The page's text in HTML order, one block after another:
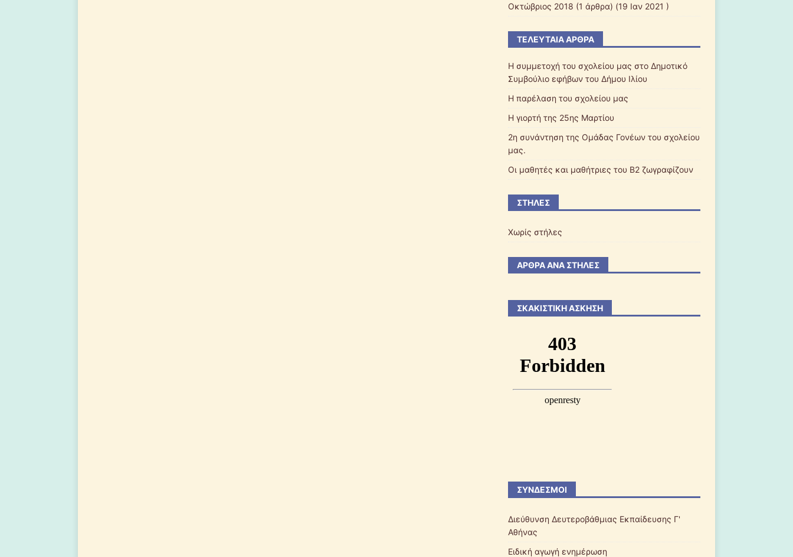
Οκτώβριος 2018 (1 άρθρα) (19 Ιαν 2021 )
ΤΕΛΕΥΤΑΊΑ ΆΡΘΡΑ
Η συμμετοχή του σχολείου μας στο Δημοτικό
Συμβούλιο εφήβων του Δήμου Ιλίου
Η παρέλαση του σχολείου μας
Η γιορτή της 25ης Μαρτίου
2η συνάντηση της Ομάδας Γονέων του σχολείου
μας.
Οι μαθητές και μαθήτριες του Β2 ζωγραφίζουν
ΣΤΉΛΕΣ
Χωρίς στήλες
ΆΡΘΡΑ ΑΝΆ ΣΤΉΛΕΣ
ΣΚΑΚΙΣΤΙΚΉ ΆΣΚΗΣΗ
ΣΎΝΔΕΣΜΟΙ
Διεύθυνση Δευτεροβάθμιας Εκπαίδευσης Γ'
Αθήνας
Ειδική αγωγή ενημέρωση